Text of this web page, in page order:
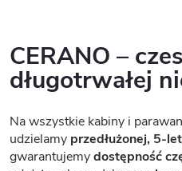
CERANO –
długotrwałej
Na wszystkie kabiny i
udzielamy przedłużonej, 5-
gwarantujemydostępność